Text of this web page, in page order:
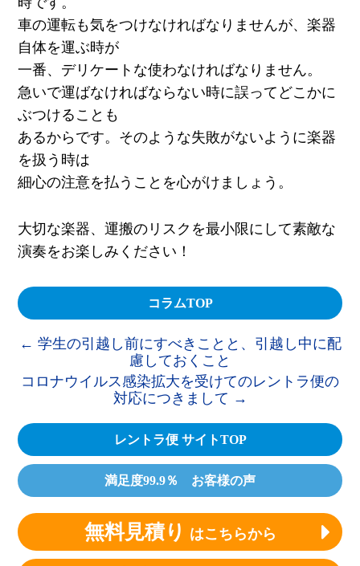
車の運転も気をつけなければなりませんが、楽器
自体を運ぶ時が
一番、デリケートな使わなければなりません。
急いで運ばなければならない時に誤ってどこかに
ぶつけることも
あるからです。そのような失敗がないように楽器
を扱う時は
細心の注意を払うことを心がけましょう。
大切な楽器、運搬のリスクを最小限にして素敵な
演奏をお楽しみください！
コラムTOP
← 学生の引越し前にすべきことと、引越し中に配
慮しておくこと
コロナウイルス感染拡大を受けてのレントラ便の
対応につきまして →
レントラ便 サイトTOP
満足度99.9％ お客様の声
無料見積り はこちらから